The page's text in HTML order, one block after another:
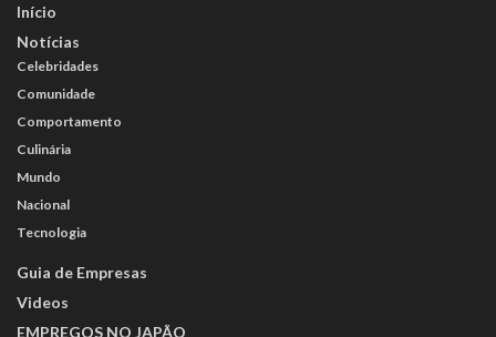
Início
Notícias
Celebridades
Comunidade
Comportamento
Culinária
Mundo
Nacional
Tecnologia
Guia de Empresas
Videos
EMPREGOS NO JAPÃO